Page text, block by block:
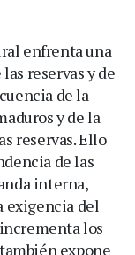
enfrenta una
reservas y de
de la
y de la
reservas. Ello
de las
interna,
exigencia del
los
expone